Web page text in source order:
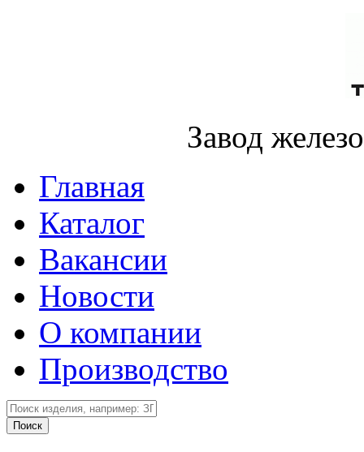
Завод
Главная
Каталог
Вакансии
Новости
О компании
Производство